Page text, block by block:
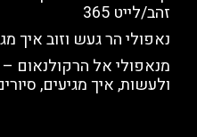
זהב/לייט 365
נאפולי הר געש וזוב איך
מנאפולי אל הרקולנאום
ולעשות, איך מגיעים,